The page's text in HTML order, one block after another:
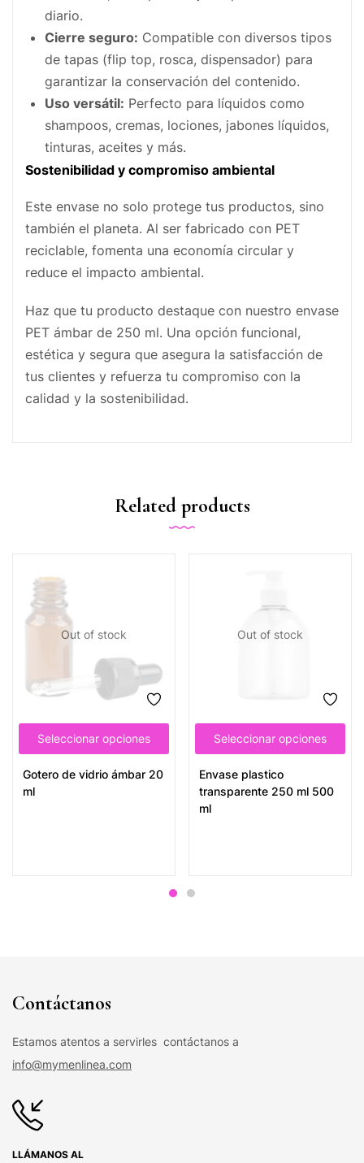
diario.
Cierre seguro: Compatible con diversos tipos
de tapas (flip top, rosca, dispensador) para
garantizar la conservación del contenido.
Uso versátil: Perfecto para líquidos como
shampoos, cremas, lociones, jabones líquidos,
tinturas, aceites y más.
Sostenibilidad y compromiso ambiental
Este envase no solo protege tus productos, sino
también el planeta. Al ser fabricado con PET
reciclable, fomenta una economía circular y
reduce el impacto ambiental.
Haz que tu producto destaque con nuestro envase
PET ámbar de 250 ml. Una opción funcional,
estética y segura que asegura la satisfacción de
tus clientes y refuerza tu compromiso con la
calidad y la sostenibilidad.
Related products
Out of stock
Seleccionar opciones
Gotero de vidrio ámbar 20
ml
Out of stock
Seleccionar opciones
Envase plastico
transparente 250 ml 500
ml
Contáctanos
Estamos atentos a servirles contáctanos a
info@mymenlinea.com
LLÁMANOS AL